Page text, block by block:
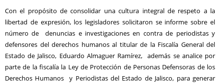
Con el propósito de consolidar una cultura integral de respeto a la
libertad de expresión, los legisladores solicitaron se informe sobre el
número de denuncias e investigaciones en contra de periodistas y
defensores del derechos humanos al titular de la Fiscalía General del
Estado de Jalisco, Eduardo Almaguer Ramírez, además se analice por
parte de la fiscalía la Ley de Protección de Personas Defensoras de los
Derechos Humanos y Periodistas del Estado de Jalisco, para generar